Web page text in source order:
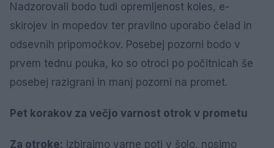
Nadzorovali bodo tudi opremljenost koles, e-
skirojev in mopedov ter pravilno uporabo čelad in
odsevnih pripomočkov. Posebej pozorni bodo v
prvem tednu pouka, ko so otroci po počitnicah še
posebej razigrani in manj pozorni na promet.
Pet korakov za večjo varnost otrok v prometu
Za otroke: izbirajmo varne poti v šolo, nosimo